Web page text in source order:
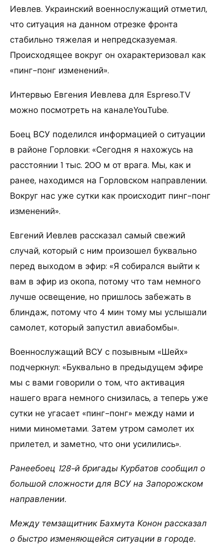
Иевлев. Украинский военнослужащий отметил,
что ситуация на данном отрезке фронта
стабильно тяжелая и непредсказуемая.
Происходящее вокруг он охарактеризовал как
«пинг-понг изменений».
Интервью Евгения Иевлева для Espreso.TV
можно посмотреть на каналеYouTube.
Боец ВСУ поделился информацией о ситуации
в районе Горловки: «Сегодня я нахожусь на
расстоянии 1 тыс. 200 м от врага. Мы, как и
ранее, находимся на Горловском направлении.
Вокруг нас уже сутки как происходит пинг-понг
изменений».
Евгений Иевлев рассказал самый свежий
случай, который с ним произошел буквально
перед выходом в эфир: «Я собирался выйти к
вам в эфир из окопа, потому что там немного
лучше освещение, но пришлось забежать в
блиндаж, потому что 4 мин тому мы услышали
самолет, который запустил авиабомбы».
Военнослужащий ВСУ с позывным «Шейх»
подчеркнул: «Буквально в предыдущем эфире
мы с вами говорили о том, что активация
нашего врага немного снизилась, а теперь уже
сутки не угасает «пинг-понг» между нами и
ними минометами. Затем утром самолет их
прилетел, и заметно, что они усилились».
Ранеебоец 128-й бригады Курбатов сообщил о
большой сложности для ВСУ на Запорожском
направлении.
Между темзащитник Бахмута Конон рассказал
о быстро изменяющейся ситуации в городе.